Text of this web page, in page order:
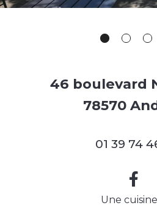
46 boulevard
78570
01 39 74
Une